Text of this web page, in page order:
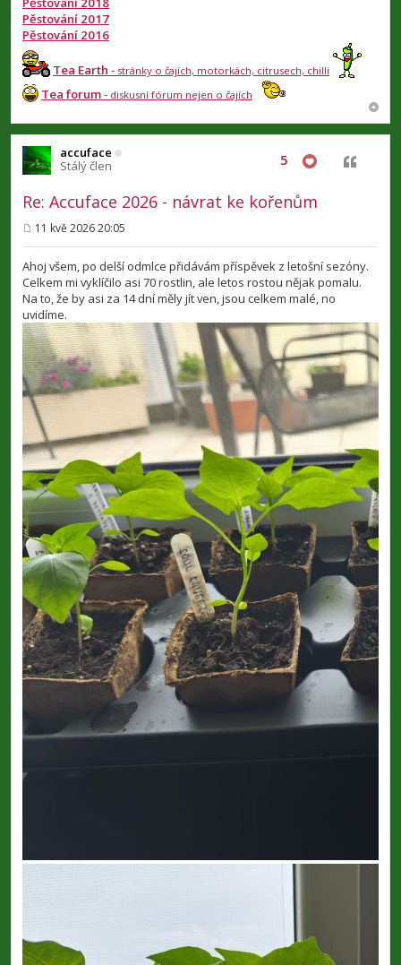
Pěstování 2017
Pěstování 2016
Tea Earth - stránky o čajích, motorkách, citrusech, chilli
Tea forum- diskusní fórum nejen o čajích
accuface
Stálý člen
Re: Accuface 2026 - návrat ke kořenům
5 Citovat
ř
í
s
p
ě
v
e
k
11 kvě 2026 20:05
Ahoj všem, po delší odmlce přidávám příspěvek z letošní sezóny.
Celkem mi vyklíčilo asi 70 rostlin, ale letos rostou nějak pomalu.
Na to, že by asi za 14 dní měly jít ven, jsou celkem malé, no
uvidíme.